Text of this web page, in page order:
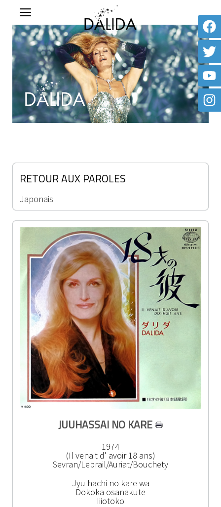
RETOUR AUX PAROLES
Japonais
JUUHASSAI NO KARE
1974
(Il venait d' avoir 18 ans)
Sevran/Lebrail/Auriat/Bouchety
Jyu hachi no kare wa
Dokoka osanakute
Iiiotoko